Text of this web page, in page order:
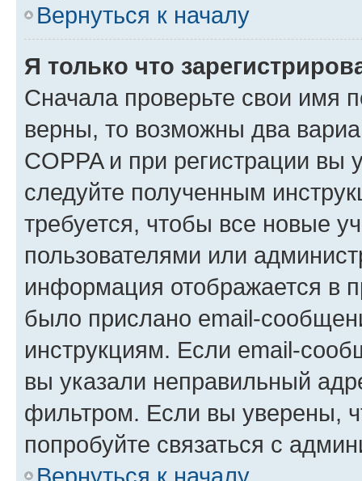
Вернуться к началу
Я только что
Сначала проверьте свои имя
верны, то возможны два
COPPA и при регистрации вы
следуйте полученным
требуется, чтобы все новые
пользователями или
информация отображается в
было прислано email-
инструкциям. Если email-
вы указали неправильный
фильтром. Если вы уверены,
попробуйте связаться с
Вернуться к началу